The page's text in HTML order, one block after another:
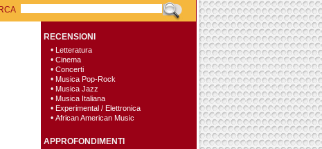
RECENSIONI
• Letteratura
• Cinema
• Concerti
• Musica Pop-Rock
• Musica Jazz
• Musica Italiana
• Experimental / Elettronica
• African American Music
APPROFONDIMENTI